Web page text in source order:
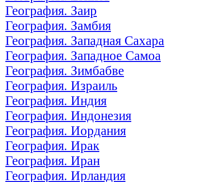
География. Заир
География. Замбия
География. Западная Сахара
География. Западное Самоа
География. Зимбабве
География. Израиль
География. Индия
География. Индонезия
География. Иордания
География. Ирак
География. Иран
География. Ирландия